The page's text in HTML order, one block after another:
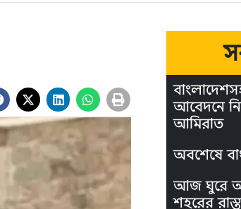
আবেদনে
আমিরাত
অবশেষে
আজ ঘুরে
শহরের